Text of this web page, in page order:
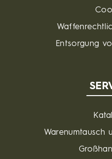
Entsorgung
Warenumtausch